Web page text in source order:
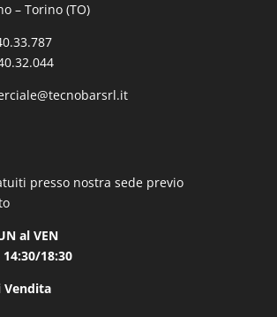
– Torino (TO)
presso nostra sede previo
al VEN
18:30
Vendita